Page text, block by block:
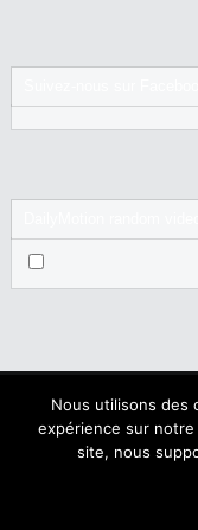
Copyright © 2017
Nous utilisons des
expérience sur
site, nous